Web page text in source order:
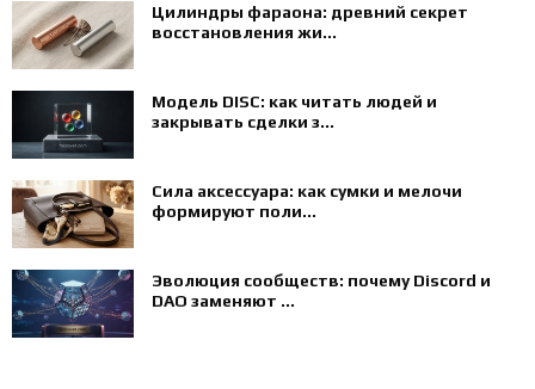
Цилиндры фараона: древний секрет
восстановления жи...
Модель DISC: как читать людей и
закрывать сделки з...
Сила аксессуара: как сумки и мелочи
формируют поли...
Эволюция сообществ: почему Discord и
DAO заменяют ...